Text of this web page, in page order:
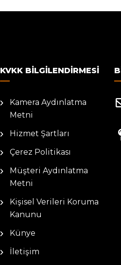
KVKK BILGILENDIRMESI
Kamera Aydınlatma
Metni
Hizmet Şartları
Çerez Politikası
Müşteri Aydınlatma
Metni
Kişisel Verileri Koruma
Kanunu
Künye
İletişim